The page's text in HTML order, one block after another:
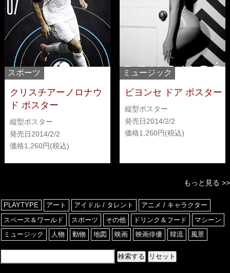
スポーツ
クリスチアーノロナウ
ド ポスター
縦型ポスター
発売日2014/2/2
価格1,260
ミュージック
ビヨンセ ドア ポスター
縦型ポスター
発売日2014/2/2
価格1,260
もっと見る >>
PLAYTYPE アート アイドル / タレント
アニメ / キャラクター
スペース＆ワールド
スポーツ その他 ドリンク＆フード
マシーン
ミュージック
人物 動物 地図 映画 映画俳優 韓流 風景